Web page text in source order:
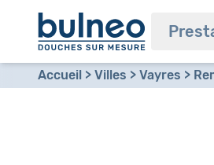
Accueil Villes Vayres